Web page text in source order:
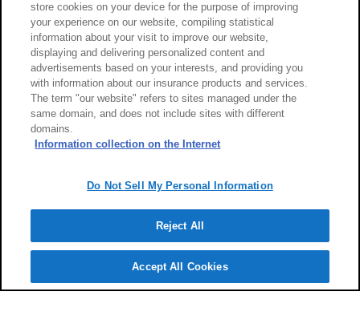
代理店に
相談予約
store cookies on your device for the purpose of improving
your experience on our website, compiling statistical
information about your visit to improve our website,
displaying and delivering personalized content and
advertisements based on your interests, and providing you
with information about our insurance products and services.
The term "our website" refers to sites managed under the
same domain, and does not include sites with different
domains.
Information collection on the Internet
Do Not Sell My Personal Information
Reject All
Accept All Cookies